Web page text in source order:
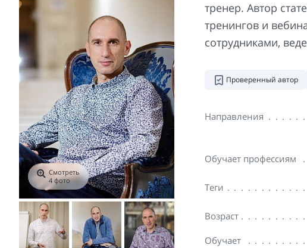
Смотреть
4 фото
тренер. Автор
тренингов и
сотрудниками,
Проверенный автор
Направления
Обучает профессиям
Теги
Возраст
Обучает